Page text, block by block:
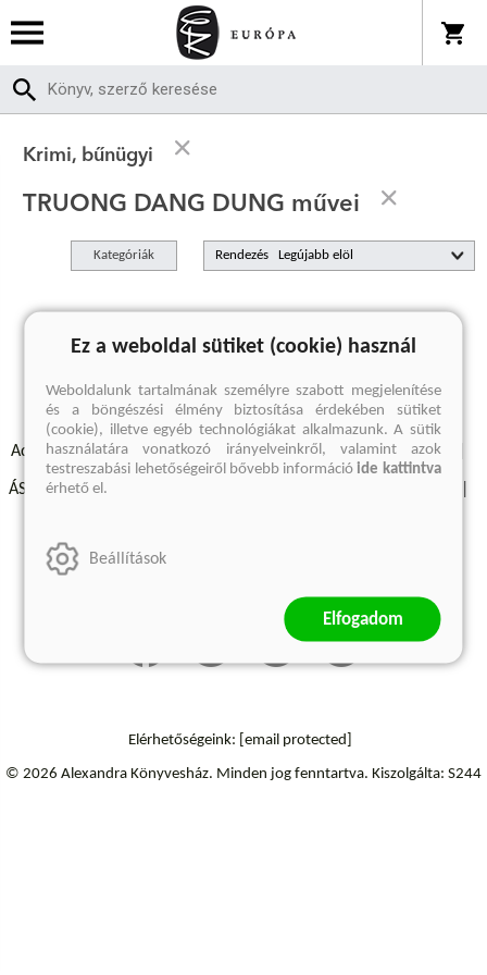
Krimi, bűnügyi
TRUONG DANG DUNG művei
Kategóriák Rendezés
A keresett kifejezésre nincs találat
Adatvédelmi szabályzatok Elállási felmondási nyilatkozat
ÁSZF - Vásárlási feltételek
Szállítási információk
Elérhetőségeink: [email protected]
© 2026 Alexandra Könyvesház. Minden jog fenntartva. Kiszolgálta: S244
Ez a weboldal sütiket (cookie) használ
Weboldalunk tartalmának személyre szabott megjelenítése
és a böngészési élmény biztosítása érdekében sütiket
(cookie), illetve egyéb technológiákat alkalmazunk. A sütik
használatára vonatkozó irányelveinkről, valamint azok
testreszabási lehetőségeiről bővebb információide kattintva
érhető el.
Beállítások
Elfogadom